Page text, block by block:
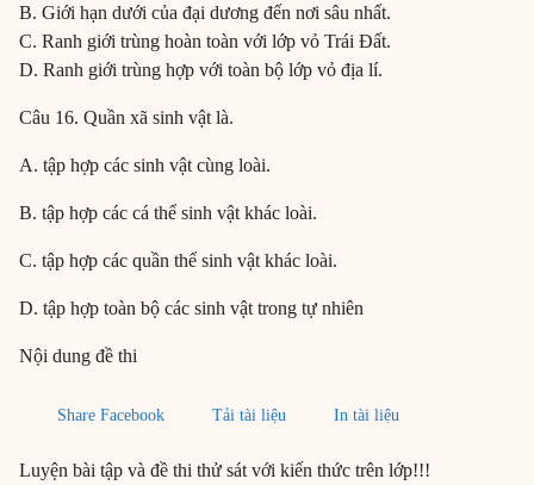
B. Giới hạn dưới của đại dương đến nơi sâu nhất.
C. Ranh giới trùng hoàn toàn với lớp vỏ Trái Đất.
D. Ranh giới trùng hợp với toàn bộ lớp vỏ địa lí.
Câu 16. Quần xã sinh vật là.
A. tập hợp các sinh vật cùng loài.
B. tập hợp các cá thể sinh vật khác loài.
C. tập hợp các quần thể sinh vật khác loài.
D. tập hợp toàn bộ các sinh vật trong tự nhiên
Nội dung đề thi
Share Facebook Tải tài liệu In tài liệu
Luyện bài tập và đề thi thử sát với kiến thức trên lớp!!!